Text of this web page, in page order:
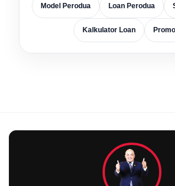
Model Perodua Loan Perodua
Kalkulator Loan